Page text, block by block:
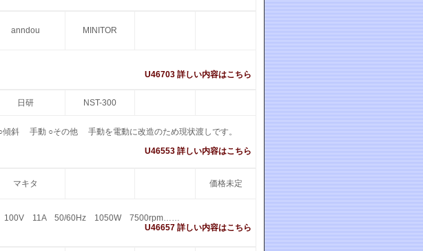
anndou MINITOR
U46703 詳しい内容はこちら
日研 NST-300
斜 手動 ○その他 手動を電動に改造のため現状渡しです。
U46553 詳しい内容はこちら
マキタ 価格未定
100V 11A 50/60Hz 1050W 7500rpm……
U46657 詳しい内容はこちら